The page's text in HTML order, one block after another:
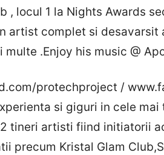
, locul 1 la Nights Awards
artist complet si
.Enjoy his music @
protechproject /
si giguri in cele
tineri artisti fiind initiatorii
precum Kristal Glam